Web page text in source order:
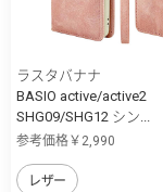
ラスタバナナ
BASIO active/active2
SHG09/SHG12 シン...
参考価格￥2,990
レザー